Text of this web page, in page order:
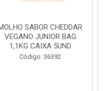
SABOR CHEDDAR
VEGANO JUNIOR BAG
1,1KG CAIXA 5UND
Código: 36392